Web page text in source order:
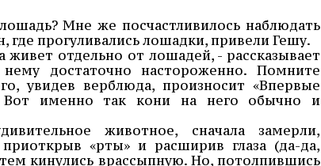
Мне же посчастливилось наблюдать
где прогуливались лошадки, привели Гешу.
отдельно от лошадей, - рассказывает
достаточно настороженно. Помните
увидев верблюда, произносит «Впервые
Вот именно так кони на него обычно и
животное, сначала замерли,
«рты» и расширив глаза (да-да,
кинулись врассыпную. Но, потолпившись